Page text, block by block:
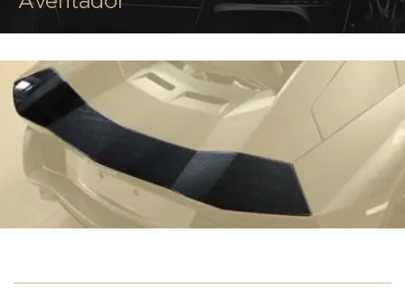
MARKI
REALIZACJE
O NAS
USŁUGI
KONTAKT